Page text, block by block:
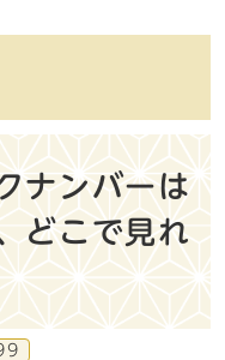
ナンバーは
どこで見れ